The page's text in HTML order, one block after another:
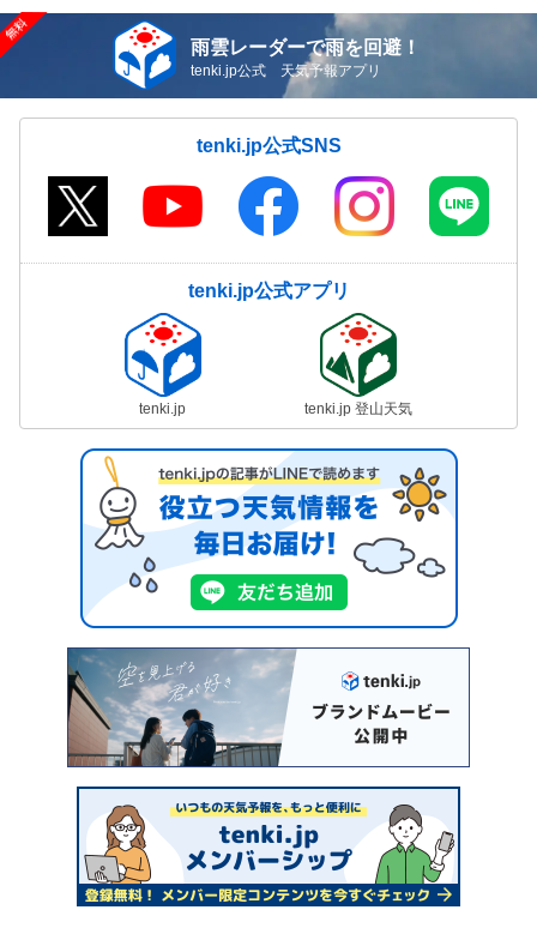
雨雲レーダーで雨を回避！
tenki.jp公式 天気予報アプリ
tenki.jp公式SNS
tenki.jp公式アプリ
tenki.jp tenki.jp 登山天気